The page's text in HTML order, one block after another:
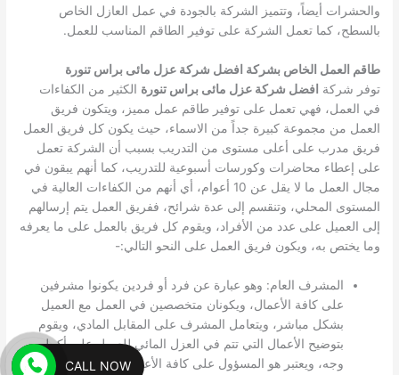
والحشرات أيضاً، وتتميز الشركة بالجودة في عمل العازل الخاص
بالسطح، كما تعمل الشركة على توفير الطاقم المناسب للعمل.
طاقم العمل الخاص بشركة افضل شركة عزل مائى براس تنورة
توفر شركة افضل شركة عزل مائى براس تنورة الكثير من الكفاءات
في العمل، فهي تعمل على توفير طاقم عمل مميز، ويتكون فريق
العمل من مجموعة كبيرة جداً من الاسماء، حيث يكون كل فريق العمل
فريق مدرب على أعلى مستوى من التدريب بسبب أن الشركة تعمل
على إعطاء محاضرات وكورسات أسبوعية للتدريب، كما أنهم يبقون في
مجال العمل ما لا يقل عن 10 أعوام، أي أنهم من الكفاءات العالية في
المستوى المحلي، وتنقسم إلى عدة شرائح، ففريق العمل يتم إرسالهم
إلى العميل على عدد من الأفراد، ويقوم كل فريق بالعمل على ما يعرفه
وما يختص به، ويكون فريق العمل على النحو التالي:-
المشرف العام: وهو عبارة عن فرد أو فردين يكونوا مشرفين
على كافة الأعمال، ويكونان متخصصين في العمل مع العميل
بشكل مباشر، ويتعامل المشرف على المقابل المادي، ويقوم
بتوضيح الأعمال التي تتم في العزل المائي للعميل على أكمل
وجه، ويعتبر هو المسؤول على كافة الأعمال على سطح العميل.
CALL NOW